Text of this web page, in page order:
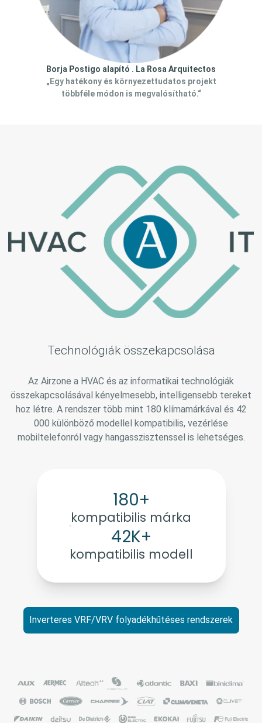
Borja Postigo alapító . La Rosa Arquitectos
„Egy hatékony és környezettudatos projekt
többféle módon is megvalósítható.“
Technológiák összekapcsolása
Az Airzone a HVAC és az informatikai technológiák
összekapcsolásával kényelmesebb, intelligensebb tereket
hoz létre. A rendszer több mint 180 klímamárkával és 42
000 különböző modellel kompatibilis, vezérlése
mobiltelefonról vagy hangasszisztenssel is lehetséges.
180+
kompatibilis márka
42K+
kompatibilis modell
Inverteres VRF/VRV folyadékhűtéses rendszerek